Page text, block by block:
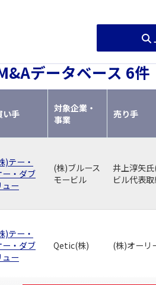
データベース 6件
い手
対象企業・
事業
売り手
)テー・
ー・ダブ
ュー
(株)ブルース
モービル
井上淳矢
ビル代表
)テー・
ー・ダブ
ュー
Qetic(株) (株)オーリ